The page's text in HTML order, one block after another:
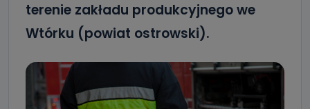
terenie zakładu produkcyjnego we
Wtórku (powiat ostrowski).